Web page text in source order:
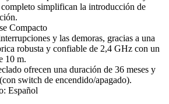
simplifican la introducción de
Compacto
y las demoras, gracias a una
robusta y confiable de 2,4 GHz con un
10 m.
ofrecen una duración de 36 meses y
switch de encendido/apagado).
Español